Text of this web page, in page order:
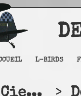
L-BIRDS